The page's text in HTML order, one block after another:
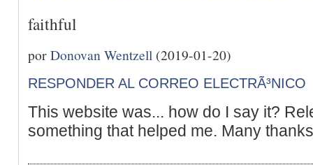
faithful
porDonovan Wentzell (2019-01-20)
RESPONDER AL CORREO ELECTRÃ³NICO
This website was... how do I say it?
something that helped me. Many